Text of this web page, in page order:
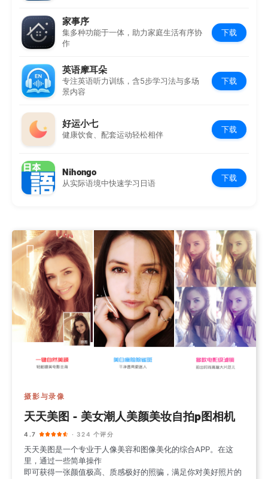
家事序
集多种功能于一体，助力家庭生活有序协
作
下载
英语摩耳朵
专注英语听力训练，含5步学习法与多场
景内容
下载
好运小七
健康饮食、配套运动轻松相伴
下载
Nihongo
从实际语境中快速学习日语
下载
摄影与录像
天天美图 - 美女潮人美颜美妆自拍p图相机
4.7 · 324 个评分
天天美图是一个专业于人像美容和图像美化的综合APP。在这
里，通过一些简单操作
即可获得一张颜值极高、质感极好的照骗，满足你对美好照片的